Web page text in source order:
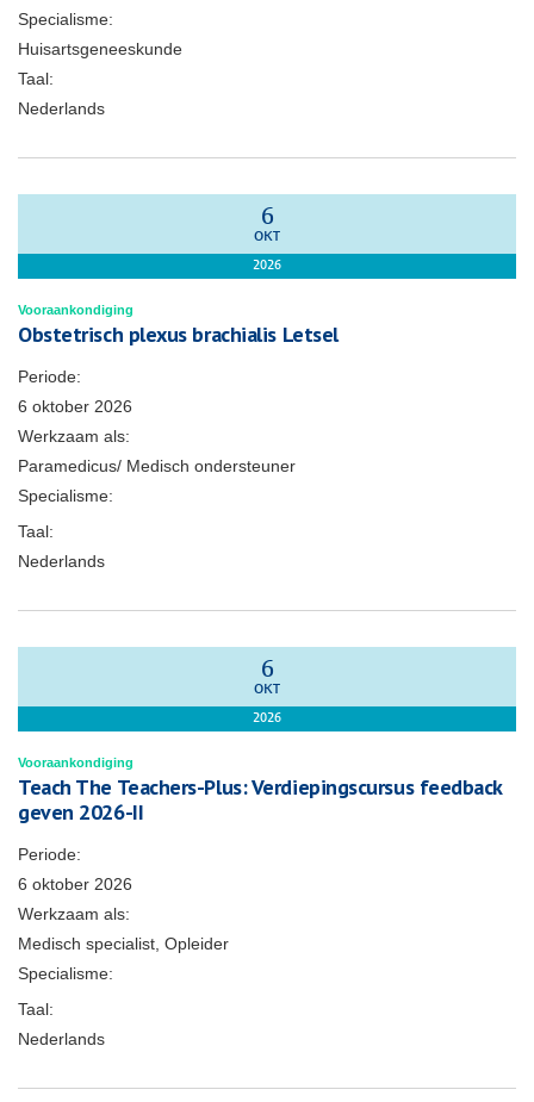
Specialisme:
Huisartsgeneeskunde
Taal:
Nederlands
6
OKT
2026
Vooraankondiging
Obstetrisch plexus brachialis Letsel
Periode:
6 oktober 2026
Werkzaam als:
Paramedicus/ Medisch ondersteuner
Specialisme:
Taal:
Nederlands
6
OKT
2026
Vooraankondiging
Teach The Teachers-Plus: Verdiepingscursus feedback
geven 2026-II
Periode:
6 oktober 2026
Werkzaam als:
Medisch specialist, Opleider
Specialisme:
Taal:
Nederlands